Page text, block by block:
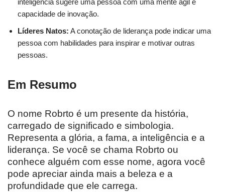
inteligência sugere uma pessoa com uma mente ágil e
capacidade de inovação.
Líderes Natos: A conotação de liderança pode indicar uma
pessoa com habilidades para inspirar e motivar outras
pessoas.
Em Resumo
O nome Robrto é um presente da história,
carregado de significado e simbologia.
Representa a glória, a fama, a inteligência e a
liderança. Se você se chama Robrto ou
conhece alguém com esse nome, agora você
pode apreciar ainda mais a beleza e a
profundidade que ele carrega.